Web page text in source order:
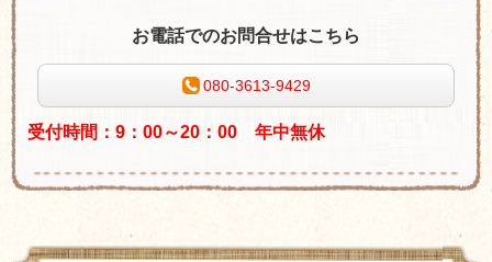
お電話でのお問合せはこちら
080-3613-9429
受付時間：9：00～20：00 年中無休